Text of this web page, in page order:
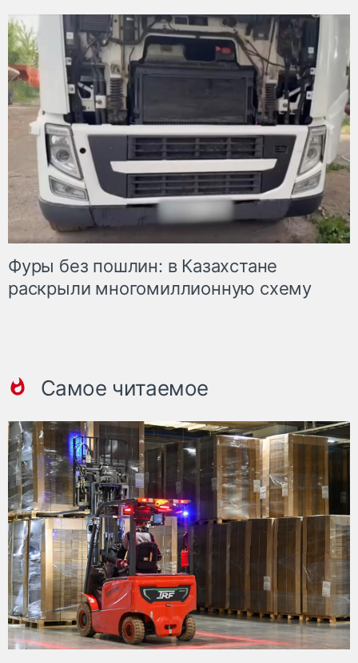
Фуры без пошлин: в Казахстане
раскрыли многомиллионную схему
Самое читаемое